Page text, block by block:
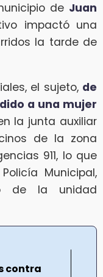
de Juan
impactó una
la tarde de
el sujeto, de
a una mujer
la junta auxiliar
de la zona
911, lo que
Municipal,
de la unidad
contra